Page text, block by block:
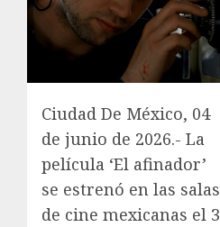
Ciudad De México, 04
de junio de 2026.- La
película ‘El afinador’
se estrenó en las salas
de cine mexicanas el 3